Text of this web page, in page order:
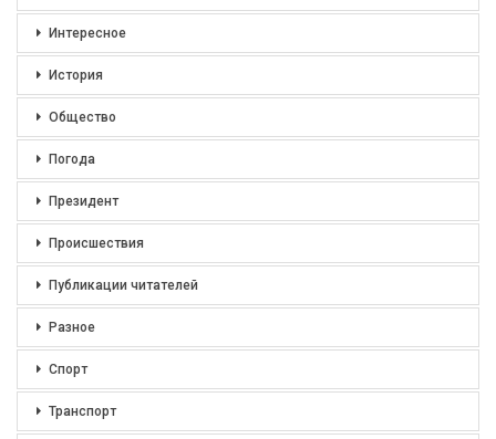
Интересное
История
Общество
Погода
Президент
Происшествия
Публикации читателей
Разное
Спорт
Транспорт